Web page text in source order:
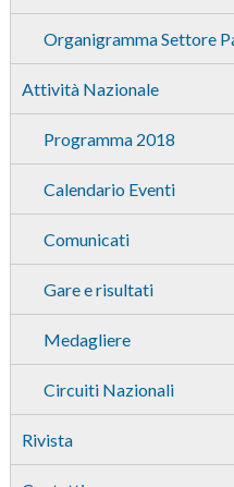
Organigramma Settore
Attività Nazionale
Programma 2018
Calendario Eventi
Comunicati
Gare e risultati
Medagliere
Circuiti Nazionali
Rivista